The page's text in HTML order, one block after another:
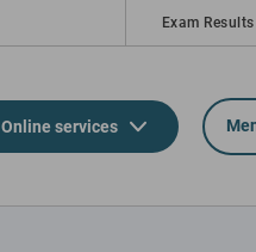
Exam Results
Online services